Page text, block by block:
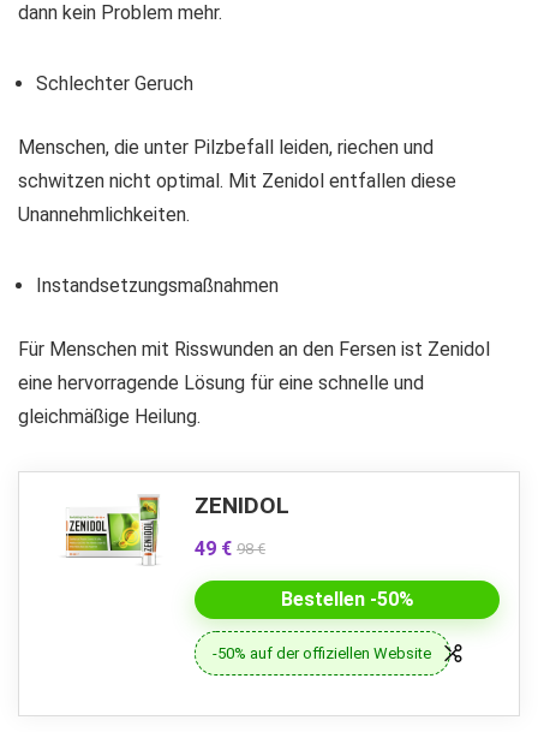
dann kein Problem mehr.
Schlechter Geruch
Menschen, die unter Pilzbefall leiden, riechen und
schwitzen nicht optimal. Mit Zenidol entfallen diese
Unannehmlichkeiten.
Instandsetzungsmaßnahmen
Für Menschen mit Risswunden an den Fersen ist Zenidol
eine hervorragende Lösung für eine schnelle und
gleichmäßige Heilung.
ZENIDOL
49 € 98 €
Bestellen -50%
-50% auf der offiziellen Website